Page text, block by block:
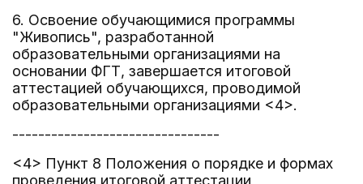
6. Освоение обучающимися программы
"Живопись", разработанной
образовательными организациями на
основании ФГТ, завершается итоговой
аттестацией обучающихся, проводимой
образовательными организациями <4>.
--------------------------------
<4> Пункт 8 Положения о порядке и формах
проведения итоговой аттестации